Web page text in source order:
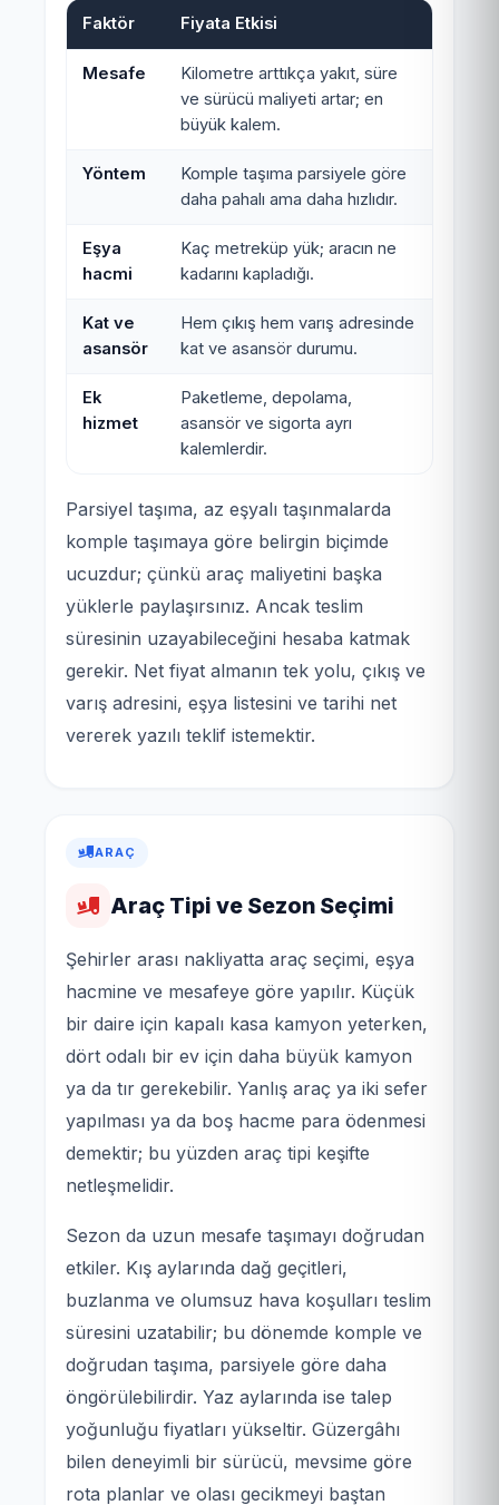
Faktör Fiyata Etkisi
Mesafe
Kilometre arttıkça yakıt, süre
ve sürücü maliyeti artar; en
büyük kalem.
Yöntem
Komple taşıma parsiyele göre
daha pahalı ama daha hızlıdır.
Eşya
hacmi
Kaç metreküp yük; aracın ne
kadarını kapladığı.
Kat ve
asansör
Hem çıkış hem varış adresinde
kat ve asansör durumu.
Ek
hizmet
Paketleme, depolama,
asansör ve sigorta ayrı
kalemlerdir.
Parsiyel taşıma, az eşyalı taşınmalarda
komple taşımaya göre belirgin biçimde
ucuzdur; çünkü araç maliyetini başka
yüklerle paylaşırsınız. Ancak teslim
süresinin uzayabileceğini hesaba katmak
gerekir. Net fiyat almanın tek yolu, çıkış ve
varış adresini, eşya listesini ve tarihi net
vererek yazılı teklif istemektir.
ARAÇ
Araç Tipi ve Sezon Seçimi
Şehirler arası nakliyatta araç seçimi, eşya
hacmine ve mesafeye göre yapılır. Küçük
bir daire için kapalı kasa kamyon yeterken,
dört odalı bir ev için daha büyük kamyon
ya da tır gerekebilir. Yanlış araç ya iki sefer
yapılması ya da boş hacme para ödenmesi
demektir; bu yüzden araç tipi keşifte
netleşmelidir.
Sezon da uzun mesafe taşımayı doğrudan
etkiler. Kış aylarında dağ geçitleri,
buzlanma ve olumsuz hava koşulları teslim
süresini uzatabilir; bu dönemde komple ve
doğrudan taşıma, parsiyele göre daha
öngörülebilirdir. Yaz aylarında ise talep
yoğunluğu fiyatları yükseltir. Güzergâhı
bilen deneyimli bir sürücü, mevsime göre
rota planlar ve olası gecikmeyi baştan